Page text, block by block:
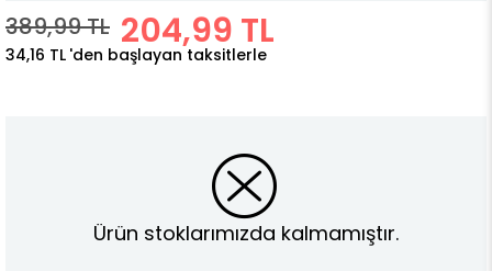
389,99 TL 204,99 TL
34,16 TL 'den başlayan taksitlerle
Ürün stoklarımızda kalmamıştır.